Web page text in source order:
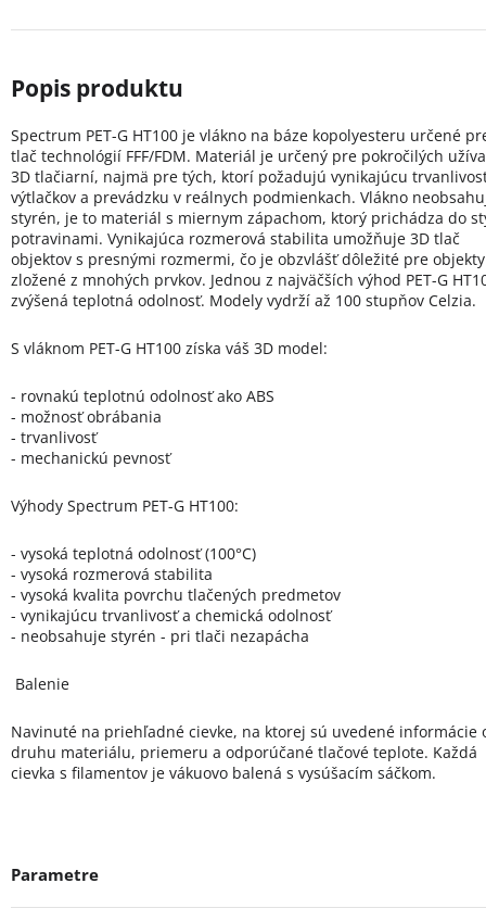
Spectrum PET-G HT100 je vlákno na báze kopolyesteru určené
tlač technológií FFF/FDM. Materiál je určený pre pokročilých
3D tlačiarní, najmä pre tých, ktorí požadujú vynikajúcu
výtlačkov a prevádzku v reálnych podmienkach. Vlákno
styrén, je to materiál s miernym zápachom, ktorý prichádza do
potravinami. Vynikajúca rozmerová stabilita umožňuje 3D tlač
objektov s presnými rozmermi, čo je obzvlášť dôležité pre objekty
zložené z mnohých prvkov. Jednou z najväčších výhod PET-G
zvýšená teplotná odolnosť. Modely vydrží až 100 stupňov Celzia.
S vláknom PET-G HT100 získa váš 3D model:
- rovnakú teplotnú odolnosť ako ABS
- možnosť obrábania
- trvanlivosť
- mechanickú pevnosť
Výhody Spectrum PET-G HT100:
- vysoká teplotná odolnosť (100°C)
- vysoká rozmerová stabilita
- vysoká kvalita povrchu tlačených predmetov
- vynikajúcu trvanlivosť a chemická odolnosť
- neobsahuje styrén - pri tlači nezapácha
Balenie
Navinuté na priehľadné cievke, na ktorej sú uvedené informácie
druhu materiálu, priemeru a odporúčané tlačové teplote. Každá
cievka s filamentov je vákuovo balená s vysúšacím sáčkom.